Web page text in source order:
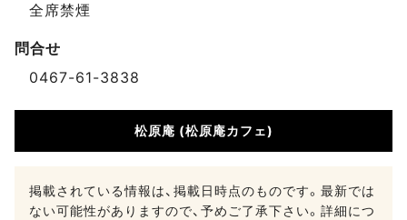
全席禁煙
問合せ
0467-61-3838
松原庵 (松原庵カフェ)
掲載されている情報は、掲載日時点のものです。最新では
ない可能性がありますので、予めご了承下さい。詳細につ